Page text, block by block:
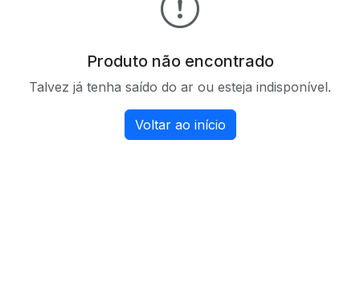
Produto não encontrado
Talvez já tenha saído do ar ou esteja indisponível.
Voltar ao início